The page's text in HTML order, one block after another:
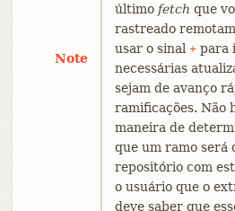
Note
último fetch que
rastreado
usar o sinal +para
necessárias
sejam de avanço
ramificações. Não
maneira de
que um ramo será
repositório com
o usuário que o
deve saber que